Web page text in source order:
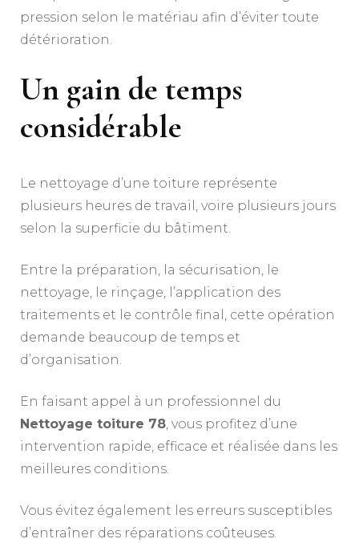
pression selon le matériau afin d’éviter toute
détérioration.
Un gain de temps
considérable
Le nettoyage d’une toiture représente
plusieurs heures de travail, voire plusieurs jours
selon la superficie du bâtiment.
Entre la préparation, la sécurisation, le
nettoyage, le rinçage, l’application des
traitements et le contrôle final, cette opération
demande beaucoup de temps et
d’organisation.
En faisant appel à un professionnel du
Nettoyage toiture 78, vous profitez d’une
intervention rapide, efficace et réalisée dans les
meilleures conditions.
Vous évitez également les erreurs susceptibles
d’entraîner des réparations coûteuses.